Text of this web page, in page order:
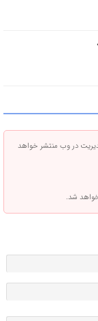
در وب منتشر خواهد
شد.